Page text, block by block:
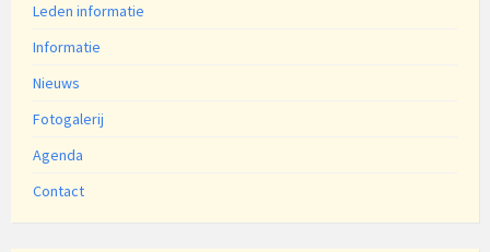
Leden informatie
Informatie
Nieuws
Fotogalerij
Agenda
Contact